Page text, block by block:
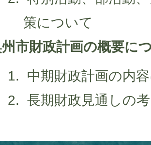
策について
市財政計画の概要に
中期財政計画の内
長期財政見通しの